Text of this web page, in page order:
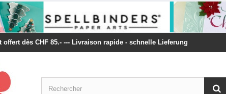
offert dès CHF 85.- --- Livraison rapide - schnelle Lieferung